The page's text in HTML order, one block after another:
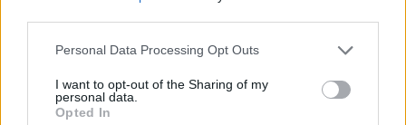
Personal Data Processing Opt Outs
I want to opt-out of the Sharing of my
personal data.
Opted In
Pièces Détachées